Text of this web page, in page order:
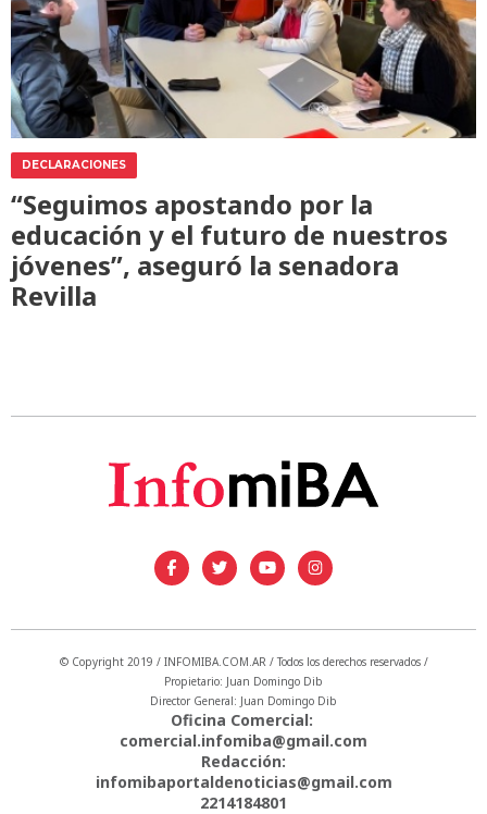
DECLARACIONES
“Seguimos apostando por la
educación y el futuro de nuestros
jóvenes”, aseguró la senadora
Revilla
© Copyright 2019 / INFOMIBA.COM.AR / Todos los derechos reservados /
Propietario: Juan Domingo Dib
Director General: Juan Domingo Dib
Oficina Comercial:
comercial.infomiba@gmail.com
Redacción:
infomibaportaldenoticias@gmail.com
2214184801